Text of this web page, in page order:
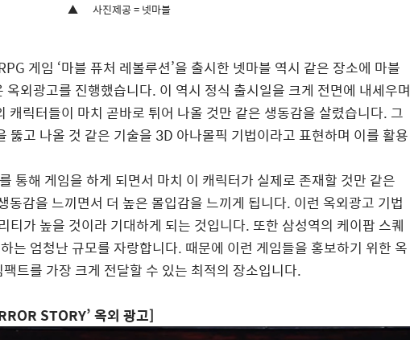
▲ 사진제공 = 넷마블
게임 ‘마블 퓨처 레볼루션’을 출시한 넷마블 역시 같은 장소에 마블
옥외광고를 진행했습니다. 이 역시 정식 출시일을 크게 전면에 내세우며
캐릭터들이 마치 곧바로 튀어 나올 것만 같은 생동감을 살렸습니다. 그
뚫고 나올 것 같은 기술을 3D 아나몰픽 기법이라고 표현하며 이를 활용
를 통해 게임을 하게 되면서 마치 이 캐릭터가 실제로 존재할 것만 같은
동감을 느끼면서 더 높은 몰입감을 느끼게 됩니다. 이런 옥외광고 기법
티가 높을 것이라 기대하게 되는 것입니다. 또한 삼성역의 케이팝 스퀘
는 엄청난 규모를 자랑합니다. 때문에 이런 게임들을 홍보하기 위한 옥
트를 가장 크게 전달할 수 있는 최적의 장소입니다.
STORY’옥외 광고]